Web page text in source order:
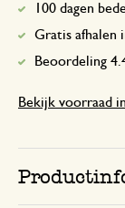
100 dagen
Gratis afhalen
Beoordeling
Bekijk voorraad